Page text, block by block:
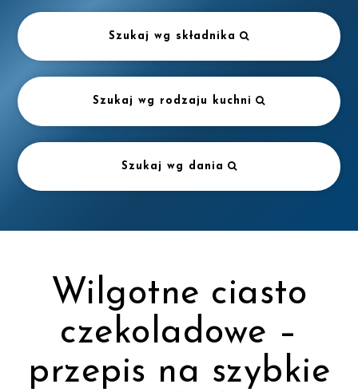
Szukaj wg składnika
Szukaj wg rodzaju kuchni
Szukaj wg dania
Wilgotne ciasto
czekoladowe –
przepis na szybkie